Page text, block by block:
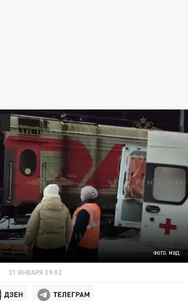
ФОТО: МВД
31 ЯНВАРЯ 09:02